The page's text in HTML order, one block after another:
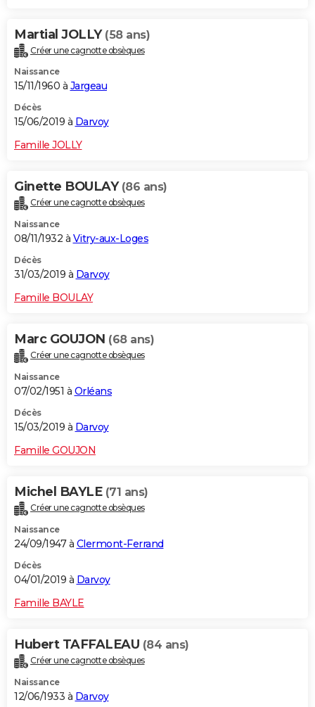
Martial JOLLY (58 ans)
Créer une cagnotte obsèques
Naissance
15/11/1960 à Jargeau
Décès
15/06/2019 à Darvoy
Famille JOLLY
Ginette BOULAY (86 ans)
Créer une cagnotte obsèques
Naissance
08/11/1932 à Vitry-aux-Loges
Décès
31/03/2019 à Darvoy
Famille BOULAY
Marc GOUJON (68 ans)
Créer une cagnotte obsèques
Naissance
07/02/1951 à Orléans
Décès
15/03/2019 à Darvoy
Famille GOUJON
Michel BAYLE (71 ans)
Créer une cagnotte obsèques
Naissance
24/09/1947 à Clermont-Ferrand
Décès
04/01/2019 à Darvoy
Famille BAYLE
Hubert TAFFALEAU (84 ans)
Créer une cagnotte obsèques
Naissance
12/06/1933 à Darvoy